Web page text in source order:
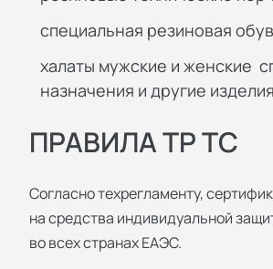
специальная резиновая
халаты мужские и женские
назначения и другие
ПРАВИЛА ТР ТС
Согласно техрегламенту,
на средства индивидуальной
во всех странах ЕАЭС.